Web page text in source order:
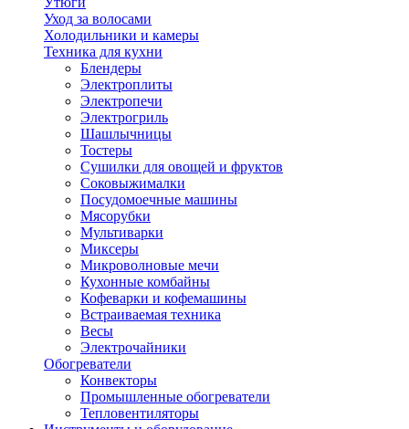
Уход за волосами
Холодильники и камеры
Техника для кухни
Блендеры
Электроплиты
Электропечи
Электрогриль
Шашлычницы
Тостеры
Сушилки для овощей и фруктов
Соковыжималки
Посудомоечные машины
Мясорубки
Мультиварки
Миксеры
Микроволновые мечи
Кухонные комбайны
Кофеварки и кофемашины
Встраиваемая техника
Весы
Электрочайники
Обогреватели
Конвекторы
Промышленные обогреватели
Тепловентиляторы